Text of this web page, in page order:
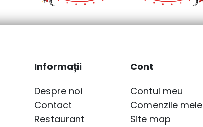
Informații
Despre noi
Contact
Restaurant
Cont
Contul meu
Comenzile mele
Site map